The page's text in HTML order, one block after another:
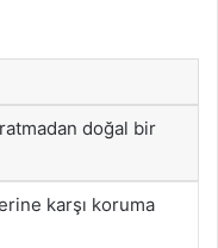
doğal bir
karşı koruma